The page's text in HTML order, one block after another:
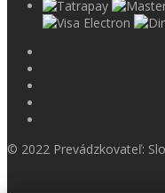
© 2022 Prevádzkovateľ: